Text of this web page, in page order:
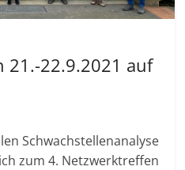
21.-22.9.2021 auf
Schwachstellenanalyse
zum 4. Netzwerktreffen